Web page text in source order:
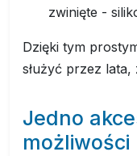
zwinięte -
Dzięki tym
służyć przez lata,
Jedno
możliwości